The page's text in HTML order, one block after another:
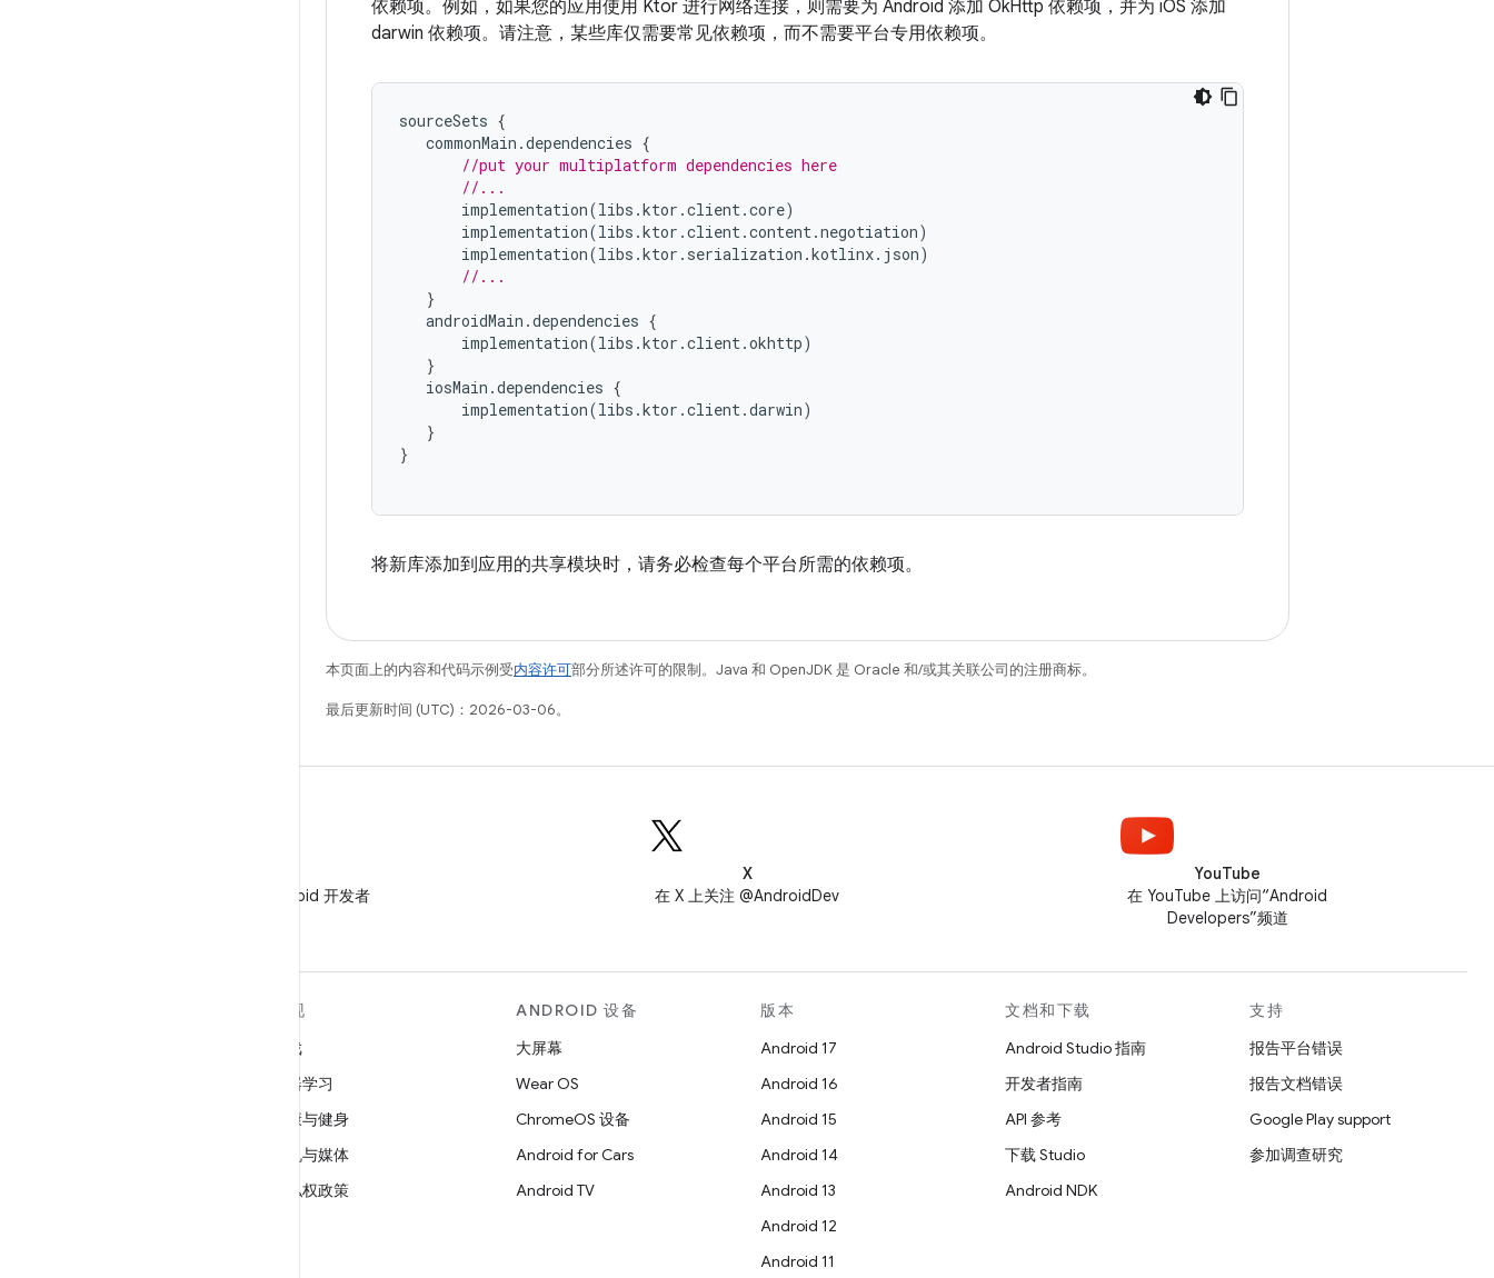
依赖项。例如，如果您的应用使用 Ktor 进行网络连接，则需要为 Android 添加 OkHttp 依赖项，并为 iOS 添加
darwin 依赖项。请注意，某些库仅需要常见依赖项，而不需要平台专用依赖项。
sourceSets {
commonMain .dependencies {
//put your multiplatform dependencies here
//...
implementation(libs .ktor .client.core)
implementation(libs .ktor .client.content.negotiation)
implementation(libs .ktor . serialization .kotlinx. json)
//...
}
androidMain .dependencies {
implementation(libs .ktor .client.okhttp)
}
iosMain .dependencies {
implementation(libs .ktor .client.darwin)
}
}
将新库添加到应用的共享模块时，请务必检查每个平台所需的依赖项。
本页面上的内容和代码示例受内容许可部分所述许可的限制。Java 和 OpenJDK 是 Oracle 和/或其关联公司的注册商标。
最后更新时间 (UTC)：2026-03-06。
在微信中关注 Android 开发者
X
在 X 上关注 @AndroidDev
YouTube
在 YouTube 上访问“Android
Developers”频道
发现
游戏
机器学习
健康与健身
相机与媒体
隐私权政策
ANDROID 设备
大屏幕
Wear OS
ChromeOS 设备
Android for Cars
Android TV
版本
Android 17
Android 16
Android 15
Android 14
Android 13
Android 12
Android 11
文档和下载
Android Studio 指南
开发者指南
API 参考
下载 Studio
Android NDK
支持
报告平台错误
报告文档错误
Google Play support
参加调查研究